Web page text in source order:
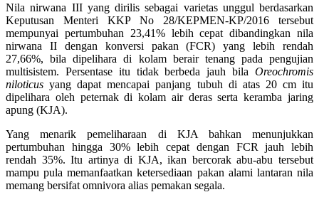
Nila nirwana III yang dirilis sebagai varietas unggul berdasarkan
Keputusan Menteri KKP No 28/KEPMEN-KP/2016 tersebut
mempunyai pertumbuhan 23,41% lebih cepat dibandingkan nila
nirwana II dengan konversi pakan (FCR) yang lebih rendah
27,66%, bila dipelihara di kolam berair tenang pada pengujian
multisistem. Persentase itu tidak berbeda jauh bila Oreochromis
niloticus yang dapat mencapai panjang tubuh di atas 20 cm itu
dipelihara oleh peternak di kolam air deras serta keramba jaring
apung (KJA).
Yang menarik pemeliharaan di KJA bahkan menunjukkan
pertumbuhan hingga 30% lebih cepat dengan FCR jauh lebih
rendah 35%. Itu artinya di KJA, ikan bercorak abu-abu tersebut
mampu pula memanfaatkan ketersediaan pakan alami lantaran nila
memang bersifat omnivora alias pemakan segala.